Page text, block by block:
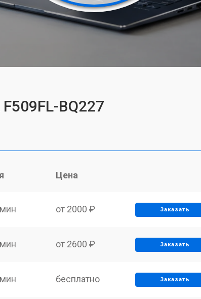
BQ227
Цена
от 2000 ₽ Заказать
от 2600 ₽ Заказать
бесплатно Заказать